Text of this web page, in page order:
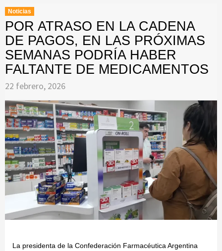
Noticias
POR ATRASO EN LA CADENA
DE PAGOS, EN LAS PRÓXIMAS
SEMANAS PODRÍA HABER
FALTANTE DE MEDICAMENTOS
22 febrero, 2026
La presidenta de la Confederación Farmacéutica Argentina